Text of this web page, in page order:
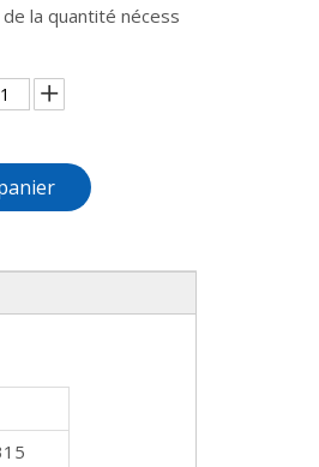
la quantité nécess